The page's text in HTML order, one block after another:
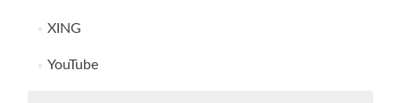
XING
YouTube